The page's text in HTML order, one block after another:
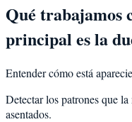
Qué trabajamos
principal es la
Entender cómo está
Detectar los patrones que
asentados.